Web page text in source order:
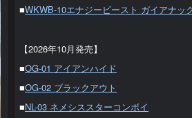
■WKWB-10エナジービースト ガイアナッ
【2026年10月発売】
■OG-01 アイアンハイド
■OG-02 ブラックアウト
■NL-03 ネメシススターコンボイ